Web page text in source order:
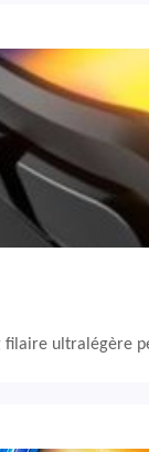
filaire ultralégère